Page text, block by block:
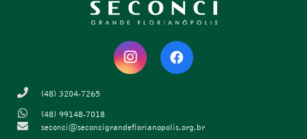
(48) 3204-7265
(48) 99148-7018
seconci@seconcigrandeflorianopolis.org.br